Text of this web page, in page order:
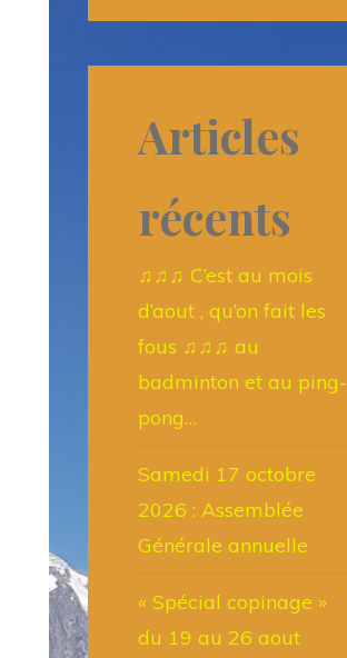
Articles
récents
♫♫♫ C’est au mois
d’aout , qu’on fait les
fous ♫♫♫ au
badminton et au ping-
pong…
Samedi 17 octobre
2026 : Assemblée
Générale annuelle
« Spécial copinage »
du 19 au 26 aout